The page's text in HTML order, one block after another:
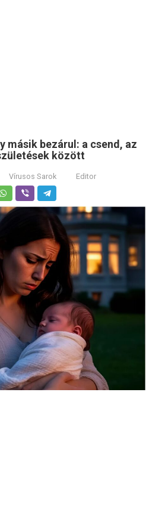
másik bezárul: a csend, az
között
Vírusos Sarok Editor